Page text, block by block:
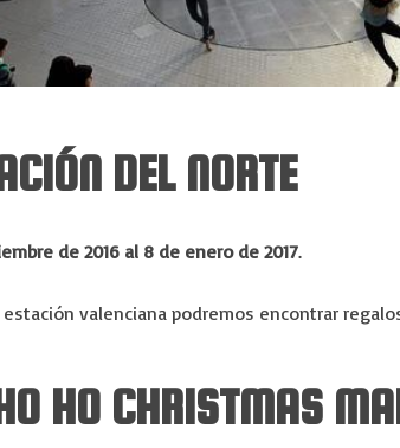
DEL NORTE
de 2016 al 8 de enero de 2017.
valenciana podremos encontrar
HO CHRISTMAS